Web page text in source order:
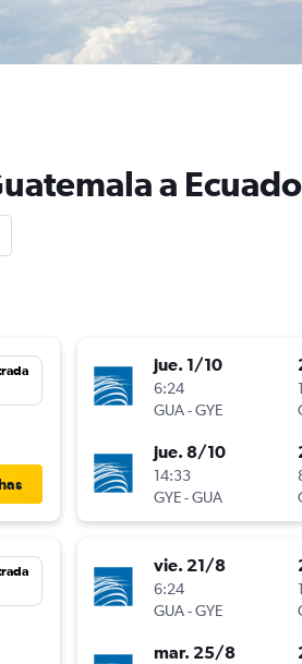
a
jue. 1/10
6:24
GUA-GYE
jue. 8/10
14:33
GYE-GUA
vie. 21/8
6:24
GUA-GYE
mar. 25/8